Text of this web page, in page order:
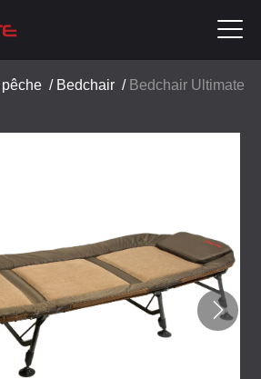
/ Bedchair / Bedchair Ultimate